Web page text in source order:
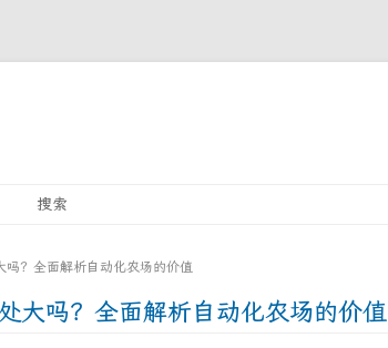
搜索
吗？全面解析自动化农场的价值
大吗？全面解析自动化农场的价值